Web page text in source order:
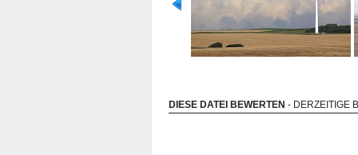
DIESE DATEI BEWERTEN - DERZEITIGE